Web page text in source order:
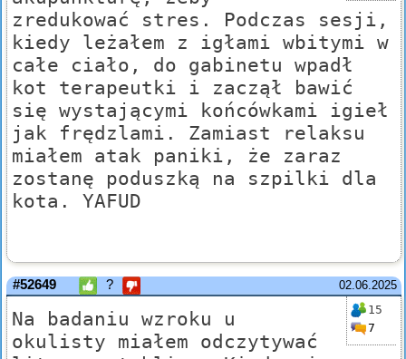
zredukować stres. Podczas sesji,
kiedy leżałem z igłami wbitymi w
całe ciało, do gabinetu wpadł
kot terapeutki i zaczął bawić
się wystającymi końcówkami igieł
jak frędzlami. Zamiast relaksu
miałem atak paniki, że zaraz
zostanę poduszką na szpilki dla
kota. YAFUD
02.06.2025
#52649 ?
15
7
Na badaniu wzroku u
okulisty miałem odczytywać